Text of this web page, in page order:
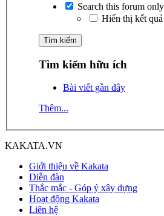
Search this forum only
Hiển thị kết
Tìm kiếm hữu ích
Bài viết gần đây
Thêm...
KAKATA.VN
Giới thiệu về Kakata
Diễn đàn
Thắc mắc - Góp ý xây dựng
Hoạt động Kakata
Liên hệ